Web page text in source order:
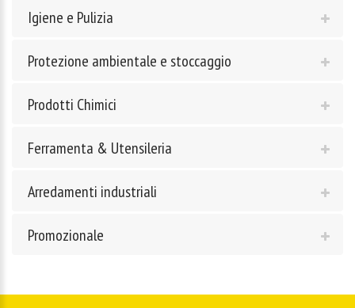
Igiene e Pulizia
Protezione ambientale e stoccaggio
Prodotti Chimici
Ferramenta & Utensileria
Arredamenti industriali
Promozionale